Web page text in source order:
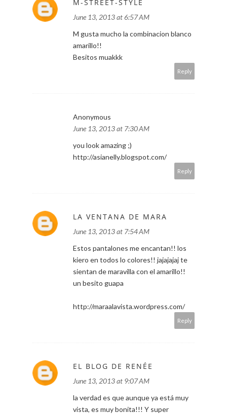
M-STREET-STYLE
June 13, 2013 at 6:57 AM
M gusta mucho la combinacion blanco
amarillo!!
Besitos muakkk
Reply
Anonymous
June 13, 2013 at 7:30 AM
you look amazing ;)
http://asianelly.blogspot.com/
Reply
LA VENTANA DE MARA
June 13, 2013 at 7:54 AM
Estos pantalones me encantan!! los
kiero en todos lo colores!! jajajajaj te
sientan de maravilla con el amarillo!!
un besito guapa
http://maraalavista.wordpress.com/
Reply
EL BLOG DE RENÉE
June 13, 2013 at 9:07 AM
la verdad es que aunque ya está muy
vista, es muy bonita!!! Y super